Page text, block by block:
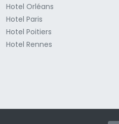
Hotel Orléans
Hotel Paris
Hotel Poitiers
Hotel Rennes